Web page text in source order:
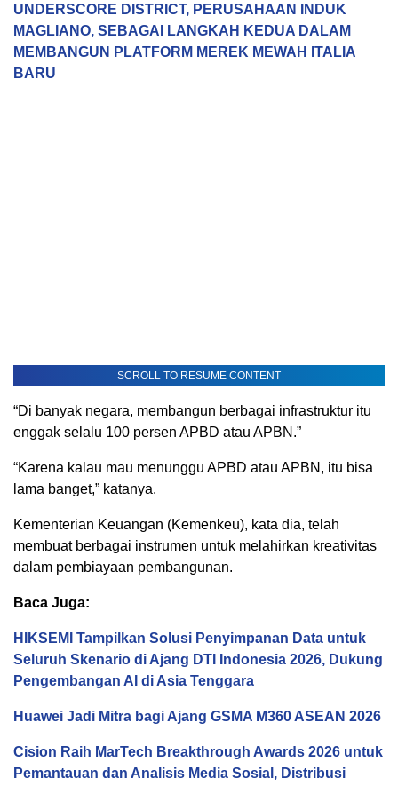
UNDERSCORE DISTRICT, PERUSAHAAN INDUK
MAGLIANO, SEBAGAI LANGKAH KEDUA DALAM
MEMBANGUN PLATFORM MEREK MEWAH ITALIA
BARU
SCROLL TO RESUME CONTENT
“Di banyak negara, membangun berbagai infrastruktur itu
enggak selalu 100 persen APBD atau APBN.”
“Karena kalau mau menunggu APBD atau APBN, itu bisa
lama banget,” katanya.
Kementerian Keuangan (Kemenkeu), kata dia, telah
membuat berbagai instrumen untuk melahirkan kreativitas
dalam pembiayaan pembangunan.
Baca Juga:
HIKSEMI Tampilkan Solusi Penyimpanan Data untuk
Seluruh Skenario di Ajang DTI Indonesia 2026, Dukung
Pengembangan AI di Asia Tenggara
Huawei Jadi Mitra bagi Ajang GSMA M360 ASEAN 2026
Cision Raih MarTech Breakthrough Awards 2026 untuk
Pemantauan dan Analisis Media Sosial, Distribusi